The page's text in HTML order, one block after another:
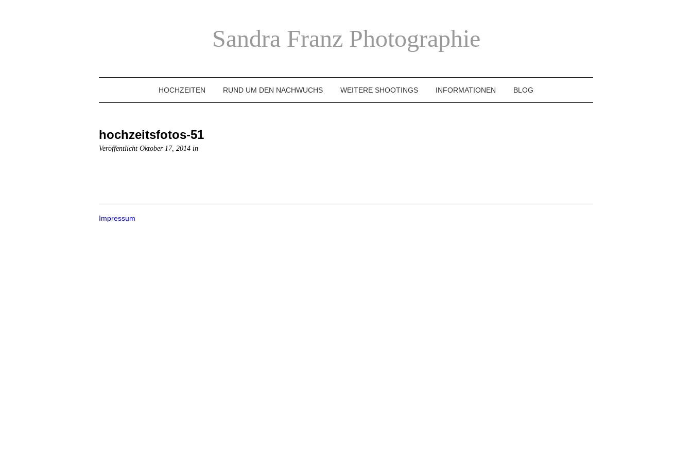
Sandra Franz Photographie
HOCHZEITEN RUND UM DEN NACHWUCHS WEITERE SHOOTINGS INFORMATIONEN BLOG
hochzeitsfotos-51
Veröffentlicht Oktober 17, 2014 in
Impressum